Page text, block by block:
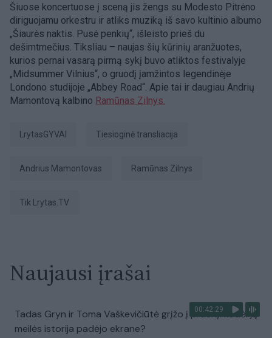
Šiuose koncertuose į sceną jis žengs su Modesto Pitrėno
diriguojamu orkestru ir atliks muziką iš savo kultinio albumo
„Šiaurės naktis. Pusė penkių“, išleisto prieš du
dešimtmečius. Tiksliau – naujas šių kūrinių aranžuotes,
kurios pernai vasarą pirmą sykį buvo atliktos festivalyje
„Midsummer Vilnius“, o gruodį įamžintos legendinėje
Londono studijoje „Abbey Road“. Apie tai ir daugiau Andrių
Mamontovą kalbino Ramūnas Zilnys.
LrytasGYVAI tiesioginė transliacija
Andrius Mamontovas Ramūnas Zilnys
tik Lrytas.TV
Naujausi įrašai
00:42:29
Tadas Gryn ir Toma Vaškevičiūtė grįžo į praeitį: kodėl jų
meilės istorija padėjo ekrane?